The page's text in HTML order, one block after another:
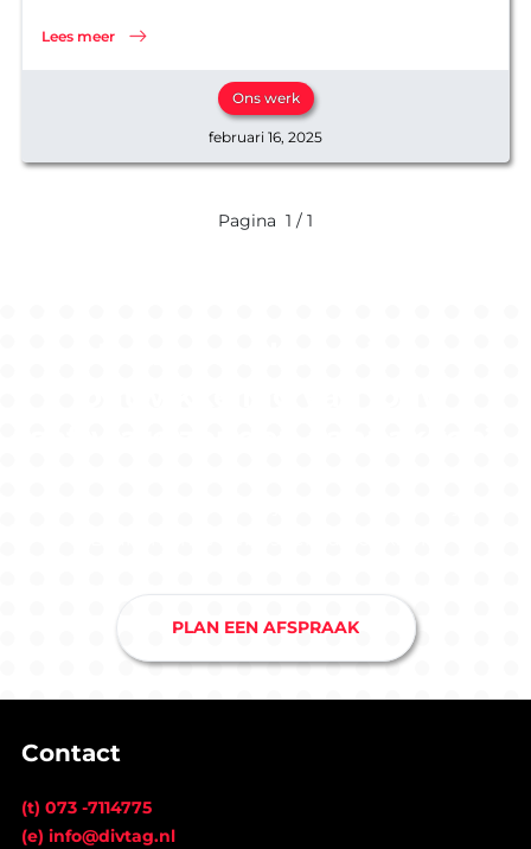
Lees meer
Ons werk
februari 16, 2025
Pagina 1 / 1
PLAN EEN AFSPRAAK
Contact
(t) 073 -7114775
(e) info@divtag.nl